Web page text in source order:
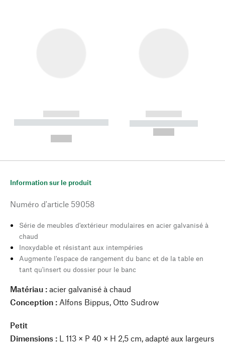
------------
----------- ----------- --------
------------
----------- -----------
Information sur le produit
Numéro d'article 59058
Série de meubles d'extérieur modulaires en acier galvanisé à
chaud
Inoxydable et résistant aux intempéries
Augmente l'espace de rangement du banc et de la table en
tant qu'insert ou dossier pour le banc
Matériau : acier galvanisé à chaud
Conception : Alfons Bippus, Otto Sudrow
Petit
Dimensions : L 113 × P 40 × H 2,5 cm, adapté aux largeurs